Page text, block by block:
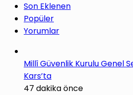
Son Eklenen
Popüler
Yorumlar
Millî Güvenlik Kurulu Genel
Kars’ta
47 dakika önce